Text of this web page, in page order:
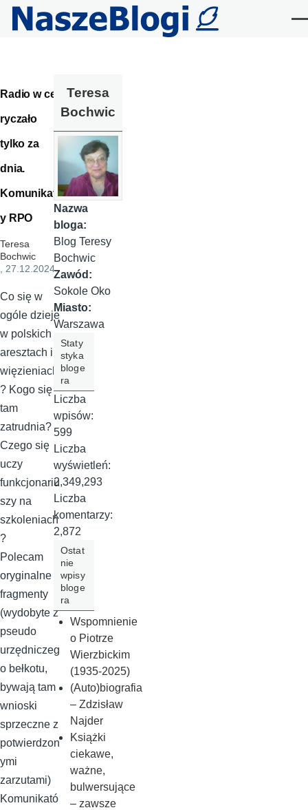
Przejdź do treści
Radio w celi
ryczało
tylko za
dnia.
Komunikat
y RPO
Teresa
Bochwic
, 27.12.2024
Co się w
ogóle dzieje
w polskich
aresztach i
więzieniach
? Kogo się
tam
zatrudnia?
Czego się
uczy
funkcjonariu
szy na
szkoleniach
?
Polecam
oryginalne
fragmenty
(wydobyte z
pseudo
urzędniczeg
o bełkotu,
bywają tam
wnioski
sprzeczne z
potwierdzon
ymi
zarzutami)
Komunikató
Teresa
Bochwic
Nazwa
bloga:
Blog Teresy
Bochwic
Zawód:
Sokole Oko
Miasto:
Warszawa
Staty
styka
bloge
ra
Liczba
wpisów:
599
Liczba
wyświetleń:
2,349,293
Liczba
komentarzy:
2,872
Ostat
nie
wpisy
bloge
ra
Wspomnienie
o Piotrze
Wierzbickim
(1935-2025)
(Auto)biografia
– Zdzisław
Najder
Książki
ciekawe,
ważne,
bulwersujące
– zawsze